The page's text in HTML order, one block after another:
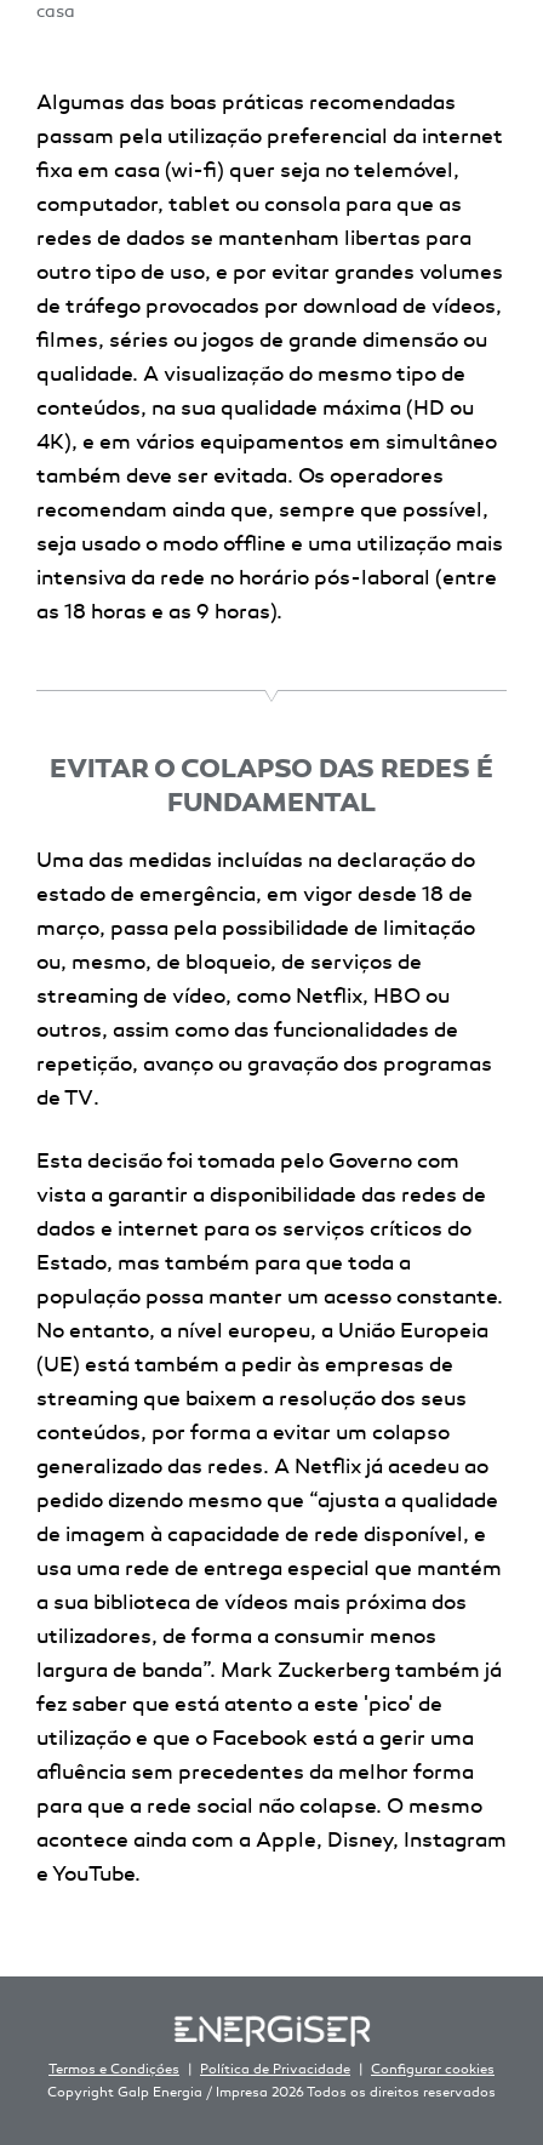
casa
Algumas das boas práticas recomendadas
passam pela utilização preferencial da internet
fixa em casa (wi-fi) quer seja no telemóvel,
computador, tablet ou consola para que as
redes de dados se mantenham libertas para
outro tipo de uso, e por evitar grandes volumes
de tráfego provocados por download de vídeos,
filmes, séries ou jogos de grande dimensão ou
qualidade. A visualização do mesmo tipo de
conteúdos, na sua qualidade máxima (HD ou
4K), e em vários equipamentos em simultâneo
também deve ser evitada. Os operadores
recomendam ainda que, sempre que possível,
seja usado o modo offline e uma utilização mais
intensiva da rede no horário pós-laboral (entre
as 18 horas e as 9 horas).
EVITAR O COLAPSO DAS REDES É
FUNDAMENTAL
Uma das medidas incluídas na declaração do
estado de emergência, em vigor desde 18 de
março, passa pela possibilidade de limitação
ou, mesmo, de bloqueio, de serviços de
streaming de vídeo, como Netflix, HBO ou
outros, assim como das funcionalidades de
repetição, avanço ou gravação dos programas
de TV.
Esta decisão foi tomada pelo Governo com
vista a garantir a disponibilidade das redes de
dados e internet para os serviços críticos do
Estado, mas também para que toda a
população possa manter um acesso constante.
No entanto, a nível europeu, a União Europeia
(UE) está também a pedir às empresas de
streaming que baixem a resolução dos seus
conteúdos, por forma a evitar um colapso
generalizado das redes. A Netflix já acedeu ao
pedido dizendo mesmo que “ajusta a qualidade
de imagem à capacidade de rede disponível, e
usa uma rede de entrega especial que mantém
a sua biblioteca de vídeos mais próxima dos
utilizadores, de forma a consumir menos
largura de banda”. Mark Zuckerberg também já
fez saber que está atento a este 'pico' de
utilização e que o Facebook está a gerir uma
afluência sem precedentes da melhor forma
para que a rede social não colapse. O mesmo
acontece ainda com a Apple, Disney, Instagram
e YouTube.
Termos e Condições Política de Privacidade
Configurar cookies
Copyright Galp Energia / Impresa 2026 Todos os direitos reservados